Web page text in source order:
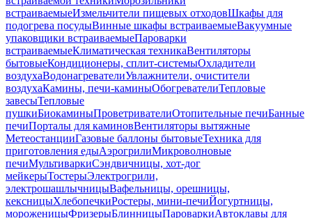
встраиваемыеИзмельчители пищевых отходовШкафы для
подогрева посудыВинные шкафы встраиваемыеВакуумные
упаковщики встраиваемыеПароварки
встраиваемыеКлиматическая техникаВентиляторы
бытовыеКондиционеры, сплит-системыОхладители
воздухаВодонагревателиУвлажнители, очистители
воздухаКамины, печи-каминыОбогревателиТепловые
завесыТепловые
пушкиБиокаминыПроветривателиОтопительные печиБанные
печиПорталы для каминовВентиляторы вытяжные
МетеостанцииГазовые баллоны бытовыеТехника для
приготовления едыАэрогрилиМикроволновые
печиМультиваркиСэндвичницы, хот-дог
мейкерыТостерыЭлектрогрили,
электрошашлычницыВафельницы, орешницы,
кексницыХлебопечкиРостеры, мини-печиЙогуртницы,
мороженицыФризерыБлинницыПароваркиАвтоклавы для